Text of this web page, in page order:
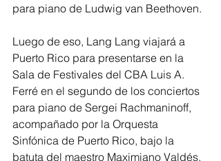
para piano de Ludwig van Beethoven.
Luego de eso, Lang Lang viajará a
Puerto Rico para presentarse en la
Sala de Festivales del CBA Luis A.
Ferré en el segundo de los conciertos
para piano de Sergei Rachmaninoff,
acompañado por la Orquesta
Sinfónica de Puerto Rico, bajo la
batuta del maestro Maximiano Valdés,